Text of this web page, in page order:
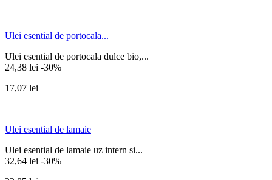
Ulei esential de portocala...
Ulei esential de portocala dulce bio,...
24,38 lei -30%
17,07 lei
Ulei esential de lamaie
Ulei esential de lamaie uz intern si...
32,64 lei -30%